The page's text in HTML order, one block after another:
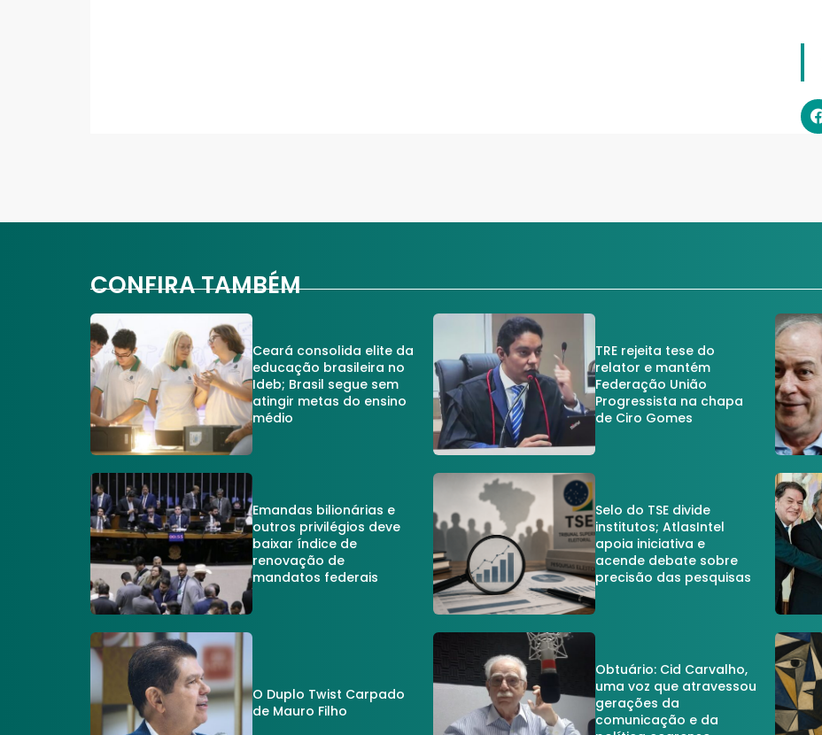
CONFIRA TAMBÉM
Ceará consolida elite da
educação brasileira no
Ideb; Brasil segue sem
atingir metas do ensino
médio
TRE rejeita tese do
relator e mantém
Federação União
Progressista na chapa
de Ciro Gomes
Emandas bilionárias e
outros privilégios deve
baixar índice de
renovação de
mandatos federais
Selo do TSE divide
institutos; AtlasIntel
apoia iniciativa e
acende debate sobre
precisão das pesquisas
O Duplo Twist Carpado
de Mauro Filho
Obtuário: Cid Carvalho,
uma voz que atravessou
gerações da
comunicação e da